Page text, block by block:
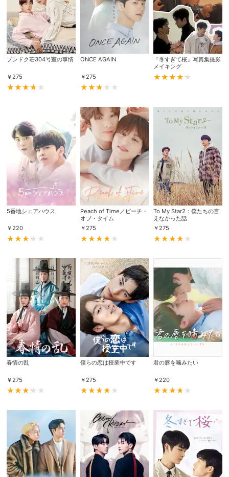
会員設定 会員情報 閉じる
会員情報変更
基本情報、本人連絡先、パスワード 、クレ
ジットカード情報の変更が可能です。
決済方法変更 決済方法の変更が可能です。
購入明細 ４ヵ月分の購入明細の確認が可能です。
Myクーポン
現在獲得済みのお得なクーポンを確認でき
ます。
購入履歴
レンタル、購入、定額見放題の購入履歴の
確認が可能です。こちらから視聴いただく
と便利です。
お気に入り
お気に入りに登録した作品を確認できま
す。お気に入りに追加した作品の削除も可
閲覧履歴
サイト内の閲覧履歴を確認できます。履歴
の削除も可能です。
視聴年齢制限
サイト内で表示される作品の表示制限が可
能です。5段階の年齢区分から選択できま
す。
プンドク荘304号室の事情
￥275
ONCE AGAIN
￥275
『冬すぎて桜』写真集撮影
メイキング
5番地シェアハウス
￥220
Peach of Time／ピーチ・
オブ・タイム
￥275
To My Star2：僕たちの言
えなかった話
￥275
春情の乱
￥ 275
僕らの恋は授業中です
￥ 275
君の唇を噛みたい
￥ 220